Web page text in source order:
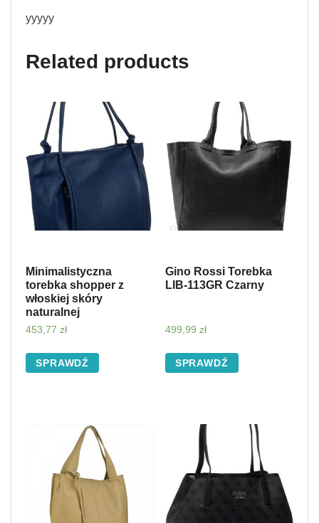
yyyyy
Related products
Minimalistyczna
torebka shopper z
włoskiej skóry
naturalnej
453,77 zł
SPRAWDŹ
Gino Rossi Torebka
LIB-113GR Czarny
499,99 zł
SPRAWDŹ